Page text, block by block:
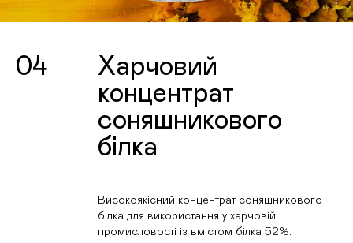
04
Харчовий
концентрат
соняшникового
білка
Високоякісний концентрат соняшникового
білка для використання у харчовій
промисловості із вмістом білка 52%.